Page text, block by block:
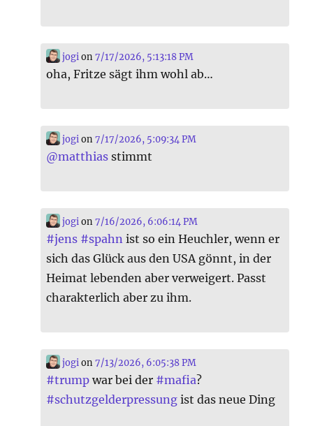
jogion7/17/2026, 5:13:18 PM
oha, Fritze sägt ihm wohl ab…
jogion7/17/2026, 5:09:34 PM
@matthias stimmt
jogion7/16/2026, 6:06:14 PM
#jens #spahn ist so ein Heuchler, wenn er
sich das Glück aus den USA gönnt, in der
Heimat lebenden aber verweigert. Passt
charakterlich aber zu ihm.
jogion7/13/2026, 6:05:38 PM
#trump war bei der #mafia?
#schutzgelderpressung ist das neue Ding